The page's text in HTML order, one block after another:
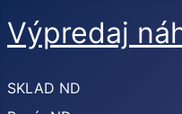
Výpredaj
SKLAD ND